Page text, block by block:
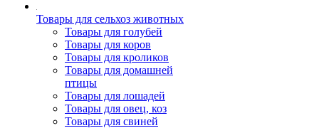
Товары для сельхоз животных
Товары для голубей
Товары для коров
Товары для кроликов
Товары для домашней
птицы
Товары для лошадей
Товары для овец, коз
Товары для свиней